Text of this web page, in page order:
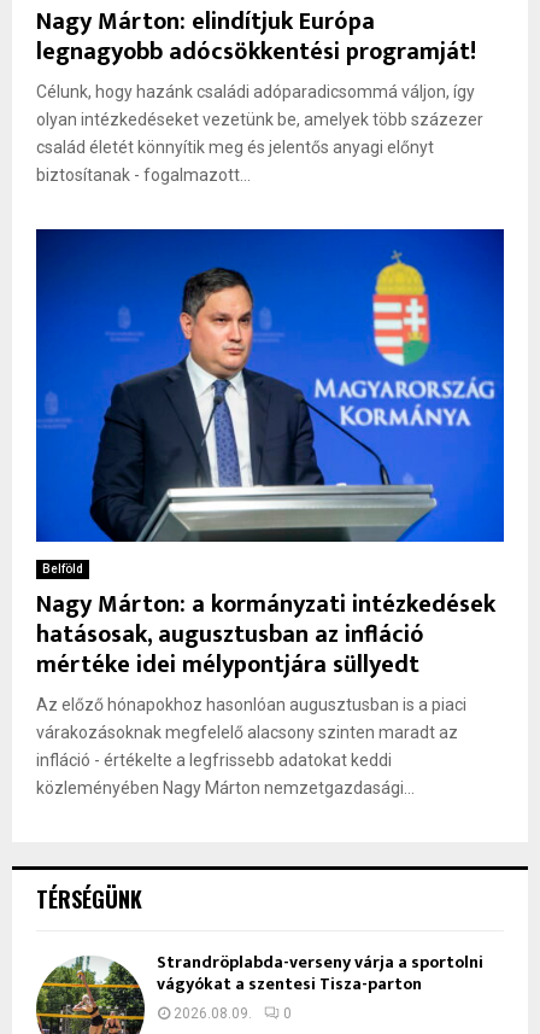
Nagy Márton: elindítjuk Európa
legnagyobb adócsökkentési programját!
Célunk, hogy hazánk családi adóparadicsommá váljon, így
olyan intézkedéseket vezetünk be, amelyek több százezer
család életét könnyítik meg és jelentős anyagi előnyt
biztosítanak - fogalmazott...
Belföld
Nagy Márton: a kormányzati intézkedések
hatásosak, augusztusban az infláció
mértéke idei mélypontjára süllyedt
Az előző hónapokhoz hasonlóan augusztusban is a piaci
várakozásoknak megfelelő alacsony szinten maradt az
infláció - értékelte a legfrissebb adatokat keddi
közleményében Nagy Márton nemzetgazdasági...
TÉRSÉGÜNK
Strandröplabda-verseny várja a sportolni
vágyókat a szentesi Tisza-parton
2026.08.09. 0